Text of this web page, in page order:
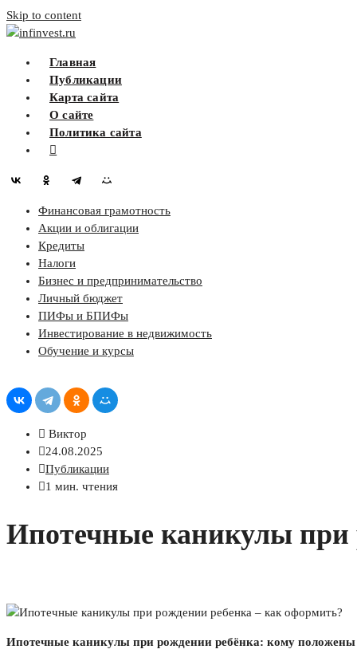
Skip to content
infinvest.ru
Главная
Публикации
Карта сайта
О сайте
Политика сайта
Финансовая грамотность
Акции и облигации
Кредиты
Налоги
Бизнес и предпринимательство
Личный бюджет
ПИФы и БПИФы
Инвестирование в недвижимость
Обучение и курсы
Виктор
24.08.2025
Публикации
1 мин. чтения
Ипотечные каникулы при
Ипотечные каникулы при рождении ребёнка: кому